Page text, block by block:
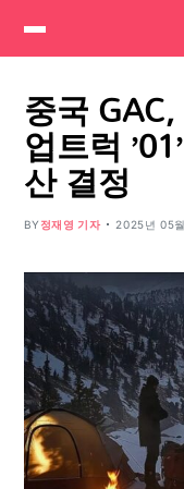
중국
업트럭
산 결정
BY 정재영 기자 2025년 05